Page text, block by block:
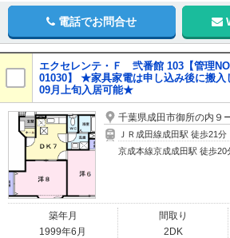
電話でお問合せ
エクセレンテ・Ｆ 弐番館 103【管理NO
01030】 ★家具家電は申し込み後に搬
09月上旬入居可能★
千葉県成田市御所の内９
ＪＲ成田線成田駅 徒歩21分
京成本線京成成田駅 徒歩20
築年月
1999年6月
間取り
2DK